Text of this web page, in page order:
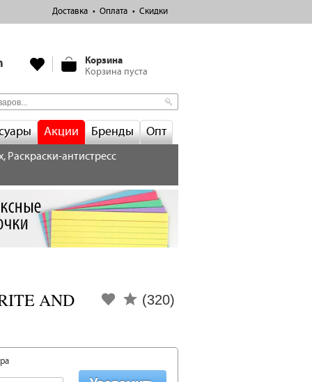
Доставка Оплата Скидки
Корзина
Корзина пуста
Акции Бренды Опт
Раскраски-антистресс
(320)
AND